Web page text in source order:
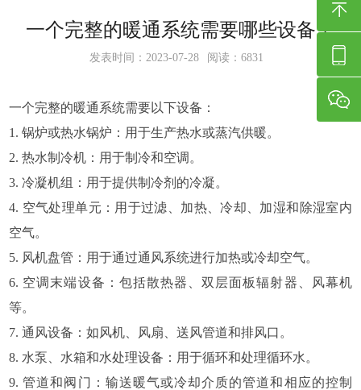
一个完整的暖通系统需要哪些设备？
发表时间：2023-07-28 阅读：6831
一个完整的暖通系统需要以下设备：
1. 锅炉或热水锅炉：用于生产热水或蒸汽供暖。
2. 热水制冷机：用于制冷和空调。
3. 冷凝机组：用于提供制冷剂的冷凝。
4. 空气处理单元：用于过滤、加热、冷却、加湿和除湿室内
空气。
5. 风机盘管：用于通过通风系统进行加热或冷却空气。
6. 空调末端设备：包括散热器、双层面板辐射器、风幕机
等。
7. 通风设备：如风机、风扇、送风管道和排风口。
8. 水泵、水箱和水处理设备：用于循环和处理循环水。
9. 管道和阀门：输送暖气或冷却介质的管道和相应的控制